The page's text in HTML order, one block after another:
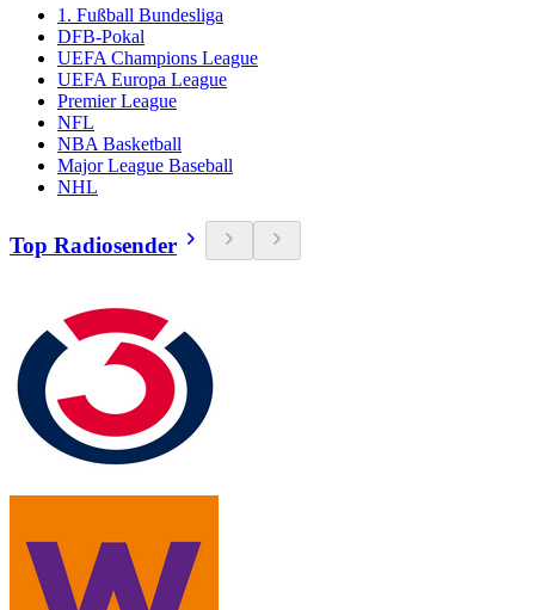
1. Fußball Bundesliga
DFB-Pokal
UEFA Champions League
UEFA Europa League
Premier League
NFL
NBA Basketball
Major League Baseball
NHL
Top Radiosender